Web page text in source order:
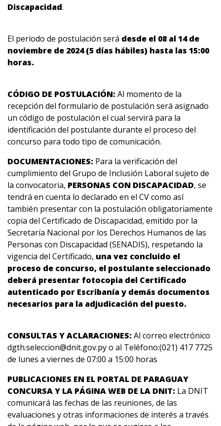
Discapacidad.
El periodo de postulación será desde el 08 al 14 de
noviembre de 2024 (5 días hábiles) hasta las 15:00
horas.
CÓDIGO DE POSTULACIÓN: Al momento de la
recepción del formulario de postulación será asignado
un código de postulación el cual servirá para la
identificación del postulante durante el proceso del
concurso para todo tipo de comunicación.
DOCUMENTACIONES: Para la verificación del
cumplimiento del Grupo de Inclusión Laboral sujeto de
la convocatoria, PERSONAS CON DISCAPACIDAD, se
tendrá en cuenta lo declarado en el CV como así
también presentar con la postulación obligatoriamente
copia del Certificado de Discapacidad, emitido por la
Secretaría Nacional por los Derechos Humanos de las
Personas con Discapacidad (SENADIS), respetando la
vigencia del Certificado, una vez concluido el
proceso de concurso, el postulante seleccionado
deberá presentar fotocopia del Certificado
autenticado por Escribanía y demás documentos
necesarios para la adjudicación del puesto.
CONSULTAS Y ACLARACIONES: Al correo electrónico
dgth.seleccion@dnit.gov.py o al Teléfono:(021) 417 7725
de lunes a viernes de 07:00 a 15:00 horas
PUBLICACIONES EN EL PORTAL DE PARAGUAY
CONCURSA Y LA PÁGINA WEB DE LA DNIT: La DNIT
comunicará las fechas de las reuniones, de las
evaluaciones y otras informaciones de interés a través